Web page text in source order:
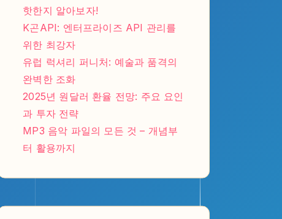
핫한지 알아보자!
K곤API: 엔터프라이즈 API 관리를
위한 최강자
유럽 럭셔리 퍼니처: 예술과 품격의
완벽한 조화
2025년 원달러 환율 전망: 주요 요인
과 투자 전략
MP3 음악 파일의 모든 것 – 개념부
터 활용까지